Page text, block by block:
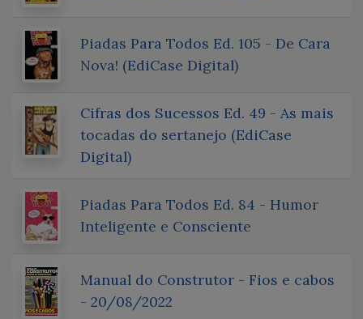
Piadas Para Todos Ed. 105 - De Cara
Nova! (EdiCase Digital)
Cifras dos Sucessos Ed. 49 - As mais
tocadas do sertanejo (EdiCase
Digital)
Piadas Para Todos Ed. 84 - Humor
Inteligente e Consciente
Manual do Construtor - Fios e cabos
- 20/08/2022